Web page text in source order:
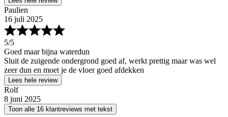
Paulien
16 juli 2025
5/5
Goed maar bijna waterdun
Sluit de zuigende ondergrond goed af, werkt prettig maar was wel
zeer dun en moet je de vloer goed afdekken
Lees hele review
Rolf
8 juni 2025
Toon alle 16 klantreviews met tekst